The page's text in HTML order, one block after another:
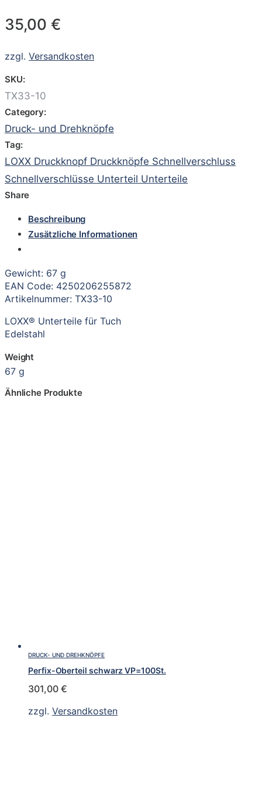
35,00 €
zzgl. Versandkosten
SKU:
TX33-10
Category:
Druck- und Drehknöpfe
Tag:
LOXX Druckknopf Druckknöpfe Schnellverschluss
Schnellverschlüsse Unterteil Unterteile
Share
Beschreibung
Zusätzliche Informationen
Gewicht: 67 g
EAN Code: 4250206255872
Artikelnummer: TX33-10
LOXX® Unterteile für Tuch
Edelstahl
Weight
67 g
Ähnliche Produkte
DRUCK- UND DREHKNÖPFE
Perfix-Oberteil schwarz VP=100St.
301,00 €
zzgl. Versandkosten